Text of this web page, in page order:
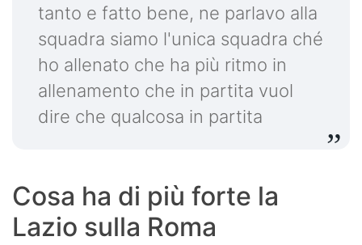
tanto e fatto bene, ne parlavo alla
squadra siamo l'unica squadra ché
ho allenato che ha più ritmo in
allenamento che in partita vuol
dire che qualcosa in partita
Cosa ha di più forte la
Lazio sulla Roma